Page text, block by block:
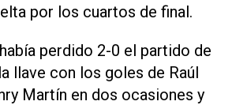
por los cuartos de final.
perdido 2-0 el partido de
llave con los goles de Raúl
Martín en dos ocasiones y